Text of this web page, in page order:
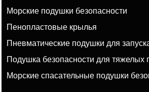
Морские подушки безопасности
Пенопластовые крылья
Пневматические подушки для
Подушка безопасности для тяжелых
Морские спасательные подушки